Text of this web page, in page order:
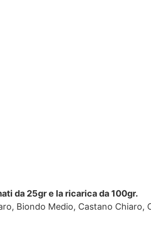
da 25gr e la ricarica da 100gr.
Biondo Medio, Castano Chiaro,